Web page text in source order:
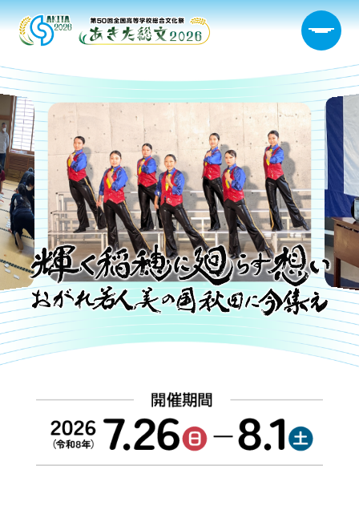
大会概要
日程・開催会場
新着情報
部門情報
生徒実行委員会
協賛企業
観光情報